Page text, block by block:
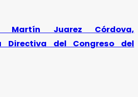
Martín Juarez Córdova,
Directiva del Congreso del